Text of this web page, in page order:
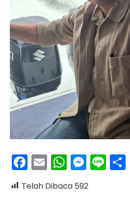
Facebook
Email Line
Telah Dibaca 592